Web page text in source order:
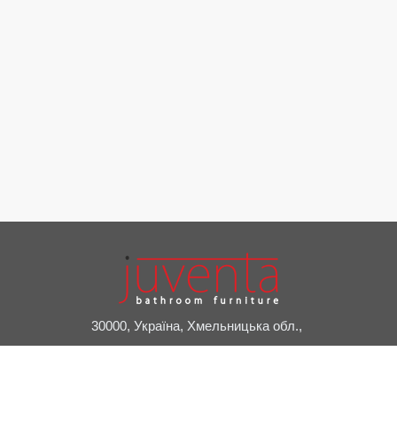
30000, Україна, Хмельницька обл.,